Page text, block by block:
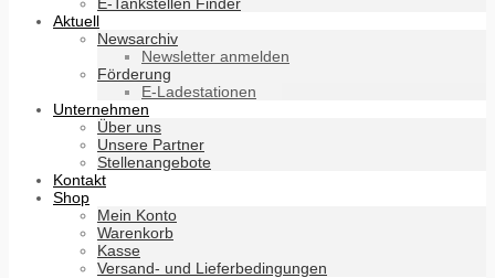
Aktuell
Newsarchiv
Newsletter anmelden
Förderung
E-Ladestationen
Unternehmen
Über uns
Unsere Partner
Stellenangebote
Kontakt
Shop
Mein Konto
Warenkorb
Kasse
Versand- und Lieferbedingungen